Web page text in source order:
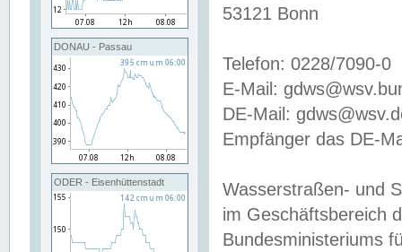
DONAU - Passau
ODER - Eisenhüttenstadt
53121 Bonn
Telefon: 0228/7090-0
E-Mail:
DE-Mail:
Empfänger das DE-
Wasserstraßen- und
im Geschäftsbereich
Bundesministeriums